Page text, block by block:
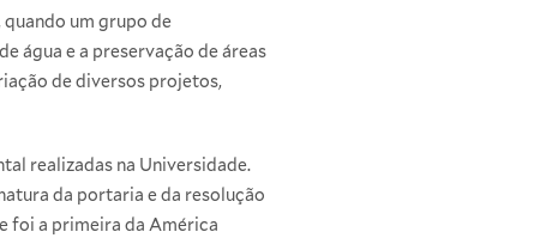
quando um grupo de
água e a preservação de áreas
de diversos projetos,
realizadas na Universidade.
da portaria e da resolução
foi a primeira da América